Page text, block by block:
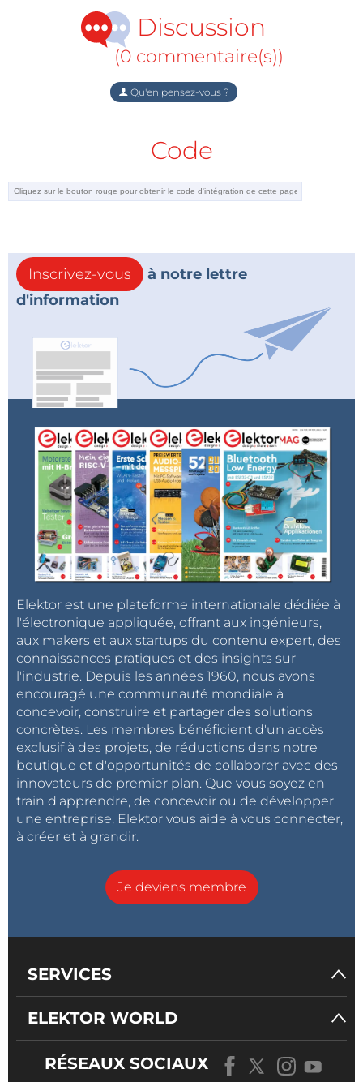
démontables.
Discussion
(0 commentaire(s))
Qu'en pensez-vous ?
Code
Inscrivez-vous
à notre lettre
d'information
Elektor est une plateforme internationale dédiée à
l'électronique appliquée, offrant aux ingénieurs,
aux makers et aux startups du contenu expert, des
connaissances pratiques et des insights sur
l'industrie. Depuis les années 1960, nous avons
encouragé une communauté mondiale à
concevoir, construire et partager des solutions
concrètes. Les membres bénéficient d'un accès
exclusif à des projets, de réductions dans notre
boutique et d'opportunités de collaborer avec des
innovateurs de premier plan. Que vous soyez en
train d'apprendre, de concevoir ou de développer
une entreprise, Elektor vous aide à vous connecter,
à créer et à grandir.
Je deviens membre
SERVICES
ELEKTOR WORLD
RÉSEAUX SOCIAUX